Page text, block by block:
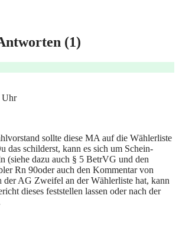
(1)
Uhr
sollte diese MA auf die Wählerliste
das schilderst, kann es sich um Schein-
(siehe dazu auch § 5 BetrVG und den
Rn 90oder auch den Kommentar von
der AG Zweifel an der Wählerliste hat, kann
dieses feststellen lassen oder nach der